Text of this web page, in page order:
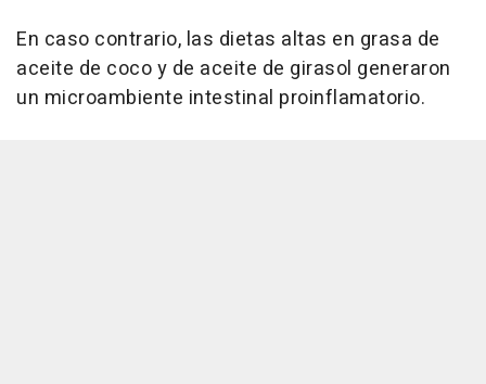
En caso contrario, las dietas altas en grasa de
aceite de coco y de aceite de girasol generaron
un microambiente intestinal proinflamatorio.